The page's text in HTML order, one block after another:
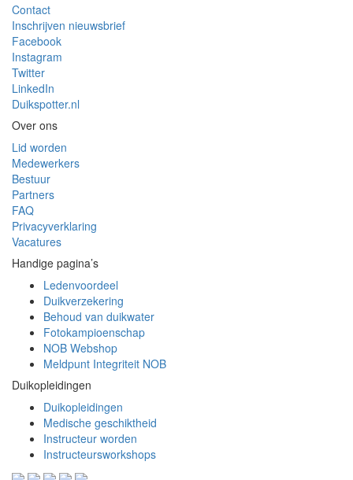
Contact
Inschrijven nieuwsbrief
Facebook
Instagram
Twitter
LinkedIn
Duikspotter.nl
Over ons
Lid worden
Medewerkers
Bestuur
Partners
FAQ
Privacyverklaring
Vacatures
Handige pagina’s
Ledenvoordeel
Duikverzekering
Behoud van duikwater
Fotokampioenschap
NOB Webshop
Meldpunt Integriteit NOB
Duikopleidingen
Duikopleidingen
Medische geschiktheid
Instructeur worden
Instructeursworkshops